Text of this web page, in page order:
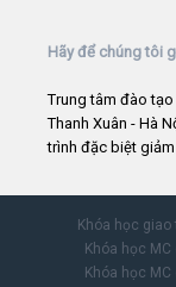
Hãy để chúng tôi
Trung tâm đào tạo
Thanh Xuân - Hà
trình đặc biệt
Khóa học giao
Khóa học
Khóa học